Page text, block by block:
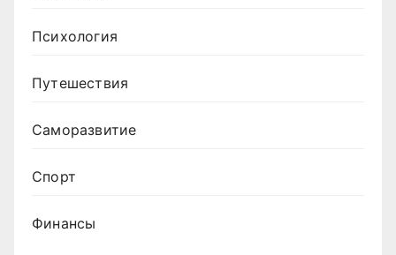
Психология
Путешествия
Саморазвитие
Спорт
Финансы